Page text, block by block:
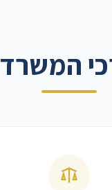
המשרד